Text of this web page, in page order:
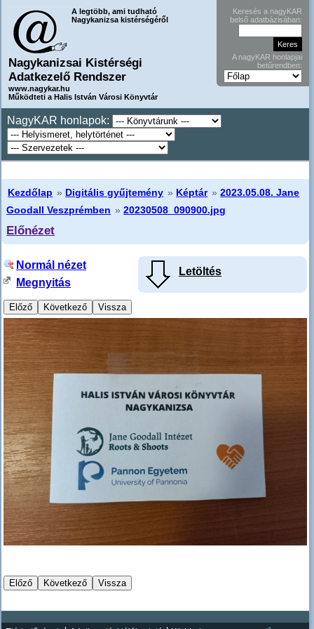
A legtöbb, ami tudható
Nagykanizsa kistérségéről
Nagykanizsai Kistérségi
Adatkezelő Rendszer
www.nagykar.hu
Működteti a Halis István Városi Könyvtár
Keresés a nagyKAR
belső adatbázisában:
A nagyKAR honlapjai
betűrendben:
NagyKAR honlapok:
Kezdőlap » Digitális gyűjtemény » Képtár »2023.05.08. Jane
Goodall Veszprémben »20230508_090900.jpg
Előnézet
Letöltés
Normál nézet
Megnyitás